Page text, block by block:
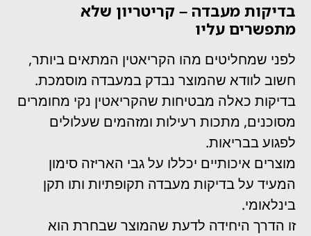
בדיקות מעבדה – קריטריון שלא
מתפשרים עליו
לפני שמחליטים מהו הקריאטין המתאים ביותר,
חשוב לוודא שהמוצר נבדק במעבדה מוסמכת.
בדיקות כאלה מבטיחות שהקריאטין נקי מחומרים
מסוכנים, מתכות רעילות ומזהמים שעלולים
לפגוע בבריאות.
מוצרים איכותיים יכללו על גבי האריזה סימון
המעיד על בדיקות מעבדה תקופתיות ותו תקן
בינלאומי.
זו הדרך היחידה לדעת שהמוצר שבחרת הוא